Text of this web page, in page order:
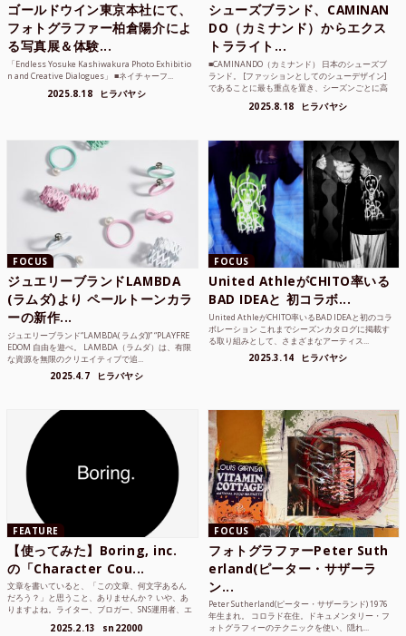
ゴールドウイン東京本社にて、
フォトグラファー柏倉陽介によ
る写真展＆体験...
「Endless Yosuke Kashiwakura Photo Exhibitio
n and Creative Dialogues」 ■ネイチャーフ...
2025.8.18 ヒラバヤシ
シューズブランド、CAMINAN
DO（カミナンド）からエクス
トラライト...
■CAMINANDO（カミナンド） 日本のシューズブ
ランド。 [ファッションとしてのシューデザイン]
であることに最も重点を置き、シーズンごとに高
2025.8.18 ヒラバヤシ
FOCUS
ジュエリーブランドLAMBDA
(ラムダ)より ペールトーンカラ
ーの新作...
ジュエリーブランド“LAMBDA( ラムダ))” “PLAYFRE
EDOM 自由を遊べ。 LAMBDA（ラムダ）は、有限
な資源を無限のクリエイティブで追...
2025.4.7 ヒラバヤシ
FOCUS
United AthleがCHITO率いる
BAD IDEAと 初コラボ...
United AthleがCHITO率いるBAD IDEAと初のコラ
ボレーション これまでシーズンカタログに掲載す
る取り組みとして、さまざまなアーティス...
2025.3.14 ヒラバヤシ
FEATURE
【使ってみた】Boring, inc.
の「Character Cou...
文章を書いていると、「この文章、何文字あるん
だろう？」と思うこと、ありませんか？ いや、あ
りますよね。ライター、ブロガー、SNS運用者、エ
2025.2.13 sn22000
FOCUS
フォトグラファーPeter Suth
erland(ピーター・サザーラ
ン...
Peter Sutherland(ピーター・サザーランド) 1976
年生まれ。 コロラド在住。ドキュメンタリー・フ
ォトグラフィーのテクニックを使い、隠れ...